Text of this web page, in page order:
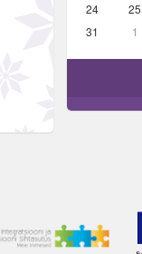
24
25
31
1